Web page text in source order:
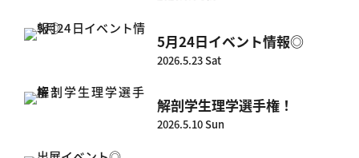
5月24日イベント情報◎
2026.5.23 Sat
解剖学生理学選手権！
2026.5.10 Sun